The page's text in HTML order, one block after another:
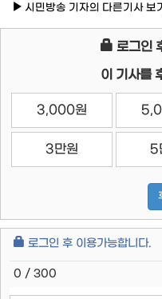
시민방송 기자의 다른기사 보
로그인
이 기사를
3,000원
3만원 5
로그인 후 이용가능합니다.
0 / 300